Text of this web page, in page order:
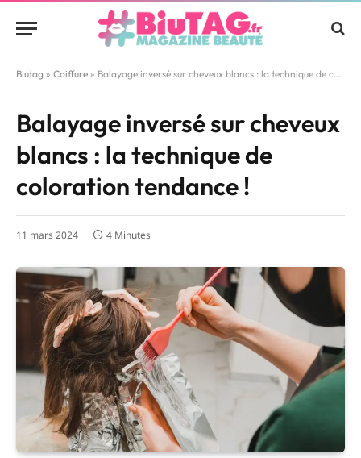
Biutag » Coiffure » Balayage inversé sur cheveux blancs : la technique de coloration tendance !
Balayage inversé sur cheveux
blancs : la technique de
coloration tendance !
11 mars 2024 4 Minutes